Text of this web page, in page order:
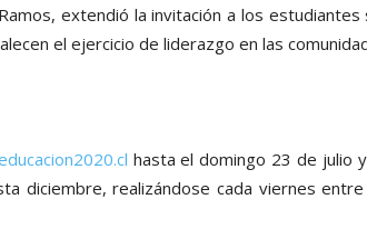
extendió la invitación a los
el ejercicio de liderazgo en las
hasta el domingo 23 de julio
diciembre, realizándose cada viernes